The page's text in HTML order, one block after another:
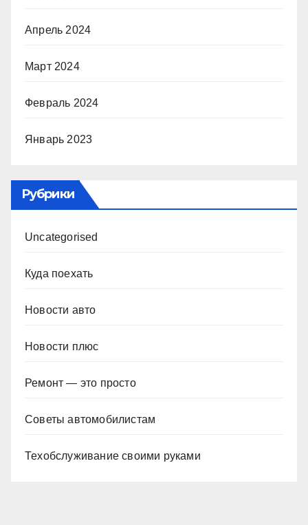
Апрель 2024
Март 2024
Февраль 2024
Январь 2023
Рубрики
Uncategorised
Куда поехать
Новости авто
Новости плюс
Ремонт — это просто
Советы автомобилистам
Техобслуживание своими руками